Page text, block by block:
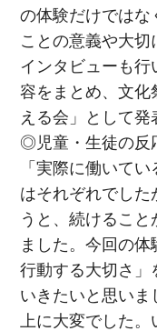
の体験だけではな
ことの意義や大
インタビューも
容をまとめ、文化
える会」として発
◎児童・生徒の反
「実際に働いて
はそれぞれでした
うと、続けるこ
ました。今回の
行動する大切さ」
いきたいと思いま
上に大変でした